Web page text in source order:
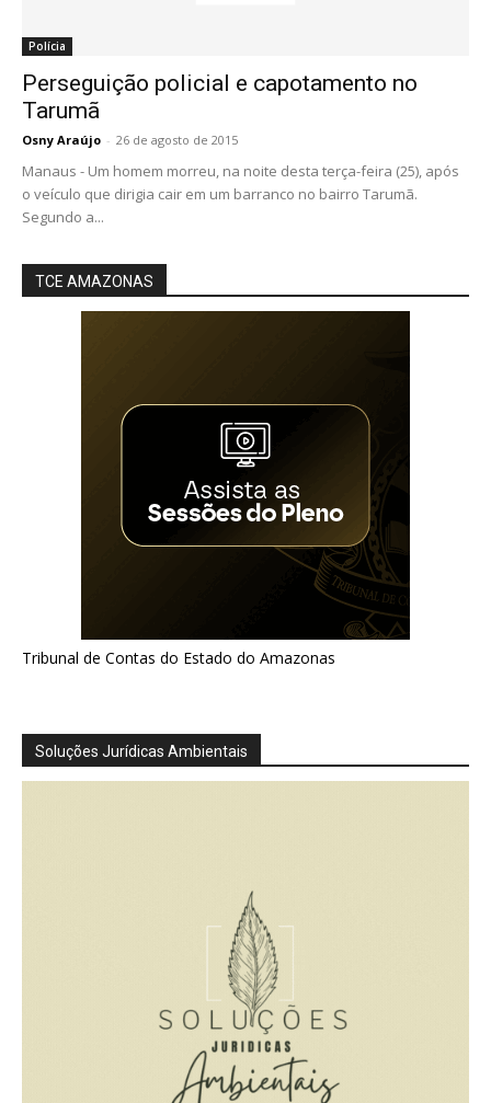
Polícia
Perseguição policial e capotamento no
Tarumã
Osny Araújo - 26 de agosto de 2015
Manaus - Um homem morreu, na noite desta terça-feira (25), após
o veículo que dirigia cair em um barranco no bairro Tarumã.
Segundo a...
TCE AMAZONAS
Tribunal de Contas do Estado do Amazonas
Soluções Jurídicas Ambientais